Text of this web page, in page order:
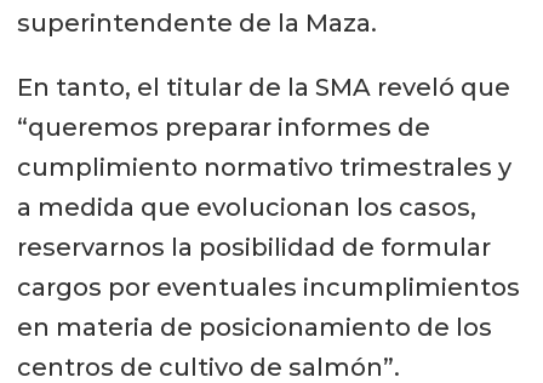
superintendente de la Maza.
En tanto, el titular de la SMA reveló que
“queremos preparar informes de
cumplimiento normativo trimestrales y
a medida que evolucionan los casos,
reservarnos la posibilidad de formular
cargos por eventuales incumplimientos
en materia de posicionamiento de los
centros de cultivo de salmón”.